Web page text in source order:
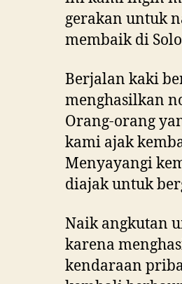
gerakan untuk
membaik di
Berjalan kaki
menghasilkan
Orang-orang
kami ajak
Menyayangi
diajak untuk
Naik angkutan
karena
kendaraan